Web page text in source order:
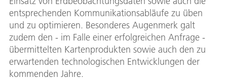
entsprechenden Kommunikationsabläufe zu üben
und zu optimieren. Besonderes Augenmerk galt
zudem den - im Falle einer erfolgreichen Anfrage -
übermittelten Kartenprodukten sowie auch den zu
erwartenden technologischen Entwicklungen der
kommenden Jahre.